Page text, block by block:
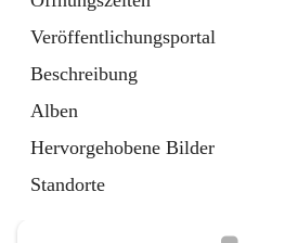
Veröffentlichungsportal
Beschreibung
Alben
Hervorgehobene Bilder
Standorte